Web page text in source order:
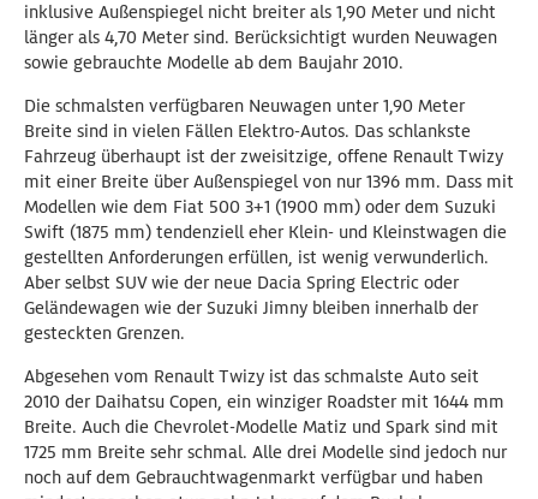
inklusive Außenspiegel nicht breiter als 1,90 Meter und nicht
länger als 4,70 Meter sind. Berücksichtigt wurden Neuwagen
sowie gebrauchte Modelle ab dem Baujahr 2010.
Die schmalsten verfügbaren Neuwagen unter 1,90 Meter
Breite sind in vielen Fällen Elektro-Autos. Das schlankste
Fahrzeug überhaupt ist der zweisitzige, offene Renault Twizy
mit einer Breite über Außenspiegel von nur 1396 mm. Dass mit
Modellen wie dem Fiat 500 3+1 (1900 mm) oder dem Suzuki
Swift (1875 mm) tendenziell eher Klein- und Kleinstwagen die
gestellten Anforderungen erfüllen, ist wenig verwunderlich.
Aber selbst SUV wie der neue Dacia Spring Electric oder
Geländewagen wie der Suzuki Jimny bleiben innerhalb der
gesteckten Grenzen.
Abgesehen vom Renault Twizy ist das schmalste Auto seit
2010 der Daihatsu Copen, ein winziger Roadster mit 1644 mm
Breite. Auch die Chevrolet-Modelle Matiz und Spark sind mit
1725 mm Breite sehr schmal. Alle drei Modelle sind jedoch nur
noch auf dem Gebrauchtwagenmarkt verfügbar und haben